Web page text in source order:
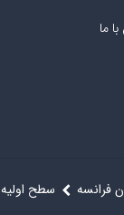
ما
فرانسه سطح اولیه